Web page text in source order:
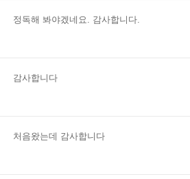
정독해 봐야겠네요. 감사합니다.
감사합니다
처음왔는데 감사합니다